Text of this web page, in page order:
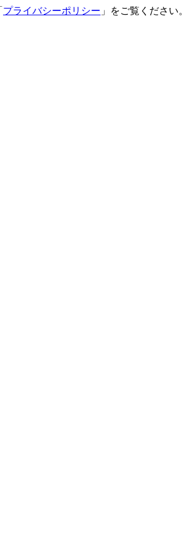
プライバシーポリシー 」をご覧ください。